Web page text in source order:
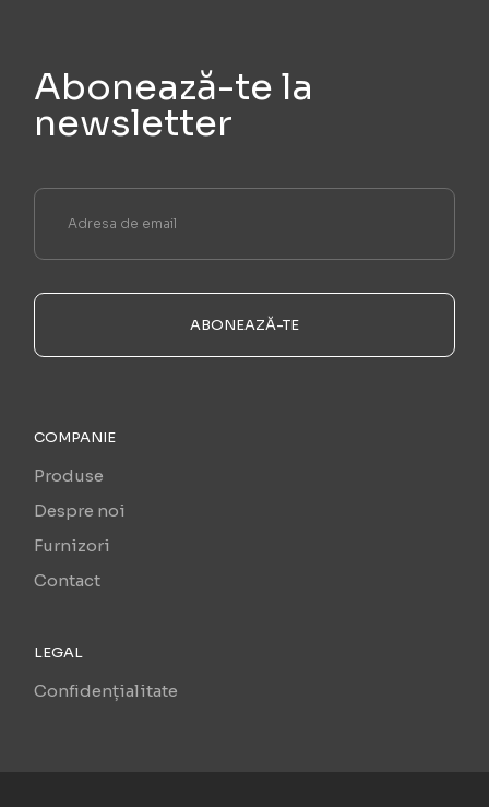
Abonează-te la
newsletter
ABONEAZĂ-TE
COMPANIE
Produse
Despre noi
Furnizori
Contact
LEGAL
Confidențialitate